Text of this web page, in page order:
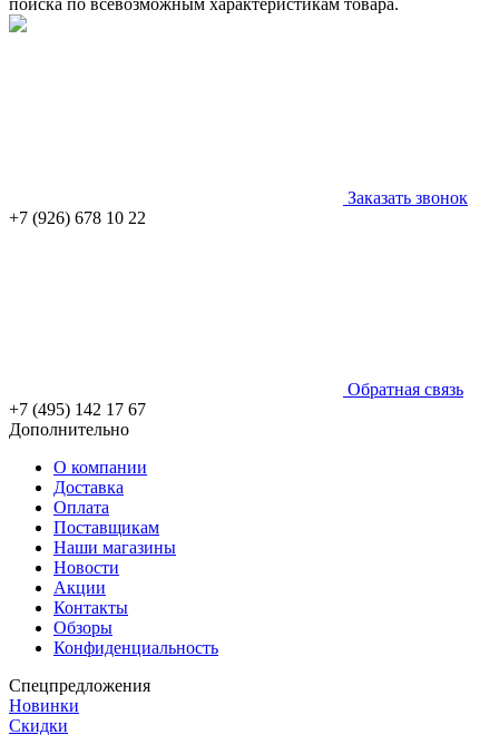
Заказать звонок
+7 (926) 678 10 22
Обратная связь
+7 (495) 142 17 67
Дополнительно
О компании
Доставка
Оплата
Поставщикам
Наши магазины
Новости
Акции
Контакты
Обзоры
Конфиденциальность
Спецпредложения
Новинки
Скидки